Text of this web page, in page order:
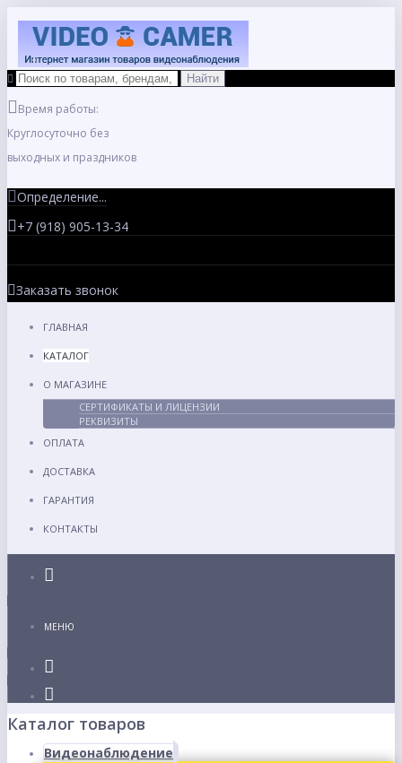
Время работы:
Круглосуточно без
выходных и праздников
Определение...
+7 (918) 905-13-34
Заказать звонок
ГЛАВНАЯ
КАТАЛОГ
О МАГАЗИНЕ
СЕРТИФИКАТЫ И ЛИЦЕНЗИИ
РЕКВИЗИТЫ
ОПЛАТА
ДОСТАВКА
ГАРАНТИЯ
КОНТАКТЫ
МЕНЮ
Каталог товаров
Видеонаблюдение